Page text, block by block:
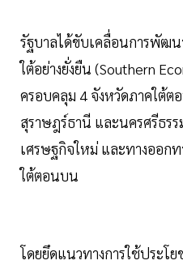
รัฐบาลได้ขับเคลื่อนการพัฒ
ใต้อย่างยั่งยืน (Southern
ครอบคลุม 4 จังหวัดภาคใต้
สุราษฎร์ธานี และนครศรีธร
เศรษฐกิจใหม่ และทางออก
ใต้ตอนบน
โดยยึดแนวทางการใช้ประ